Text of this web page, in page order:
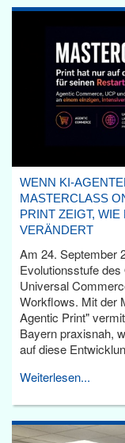
WENN KI-
MASTERCLASS
PRINT ZEIGT,
VERÄNDERT
Am 24. September
Evolutionsstufe
Universal
Workflows. Mit der
Agentic Print"
Bayern praxisnah,
auf diese
Weiterlesen...